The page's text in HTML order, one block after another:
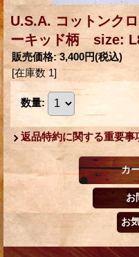
U.S.A. コットンク
ーキッド柄 size:
販売価格: 3,400円(税込)
[在庫数 1]
数量:
返品特約に関する重要事